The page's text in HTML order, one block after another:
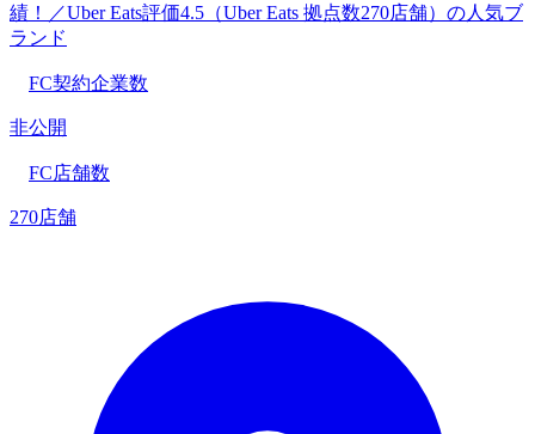
績！／Uber Eats評価4.5（Uber Eats 拠点数270店舗）の人気ブ
ランド
FC契約企業数
非公開
FC店舗数
270店舗